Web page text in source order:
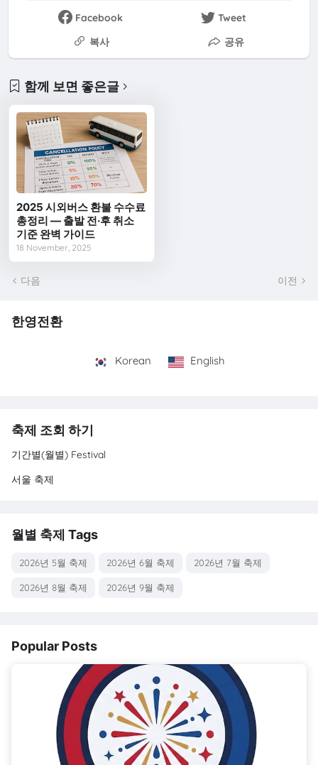
Facebook
Tweet
복사
공유
함께 보면 좋은글
2025 시외버스 환불 수수료
총정리 — 출발 전·후 취소
기준 완벽 가이드
18 November, 2025
다음 이전
한영전환
Korean English
축제 조회 하기
기간별(월별) Festival
서울 축제
월별 축제 Tags
2026년 5월 축제 2026년 6월 축제 2026년 7월 축제
2026년 8월 축제 2026년 9월 축제
Popular Posts